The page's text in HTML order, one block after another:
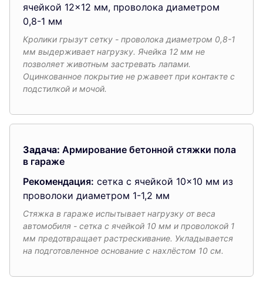
ячейкой 12×12 мм, проволока диаметром
0,8-1 мм
Кролики грызут сетку - проволока диаметром 0,8-1
мм выдерживает нагрузку. Ячейка 12 мм не
позволяет животным застревать лапами.
Оцинкованное покрытие не ржавеет при контакте с
подстилкой и мочой.
Задача: Армирование бетонной стяжки пола
в гараже
Рекомендация: сетка с ячейкой 10×10 мм из
проволоки диаметром 1-1,2 мм
Стяжка в гараже испытывает нагрузку от веса
автомобиля - сетка с ячейкой 10 мм и проволокой 1
мм предотвращает растрескивание. Укладывается
на подготовленное основание с нахлёстом 10 см.